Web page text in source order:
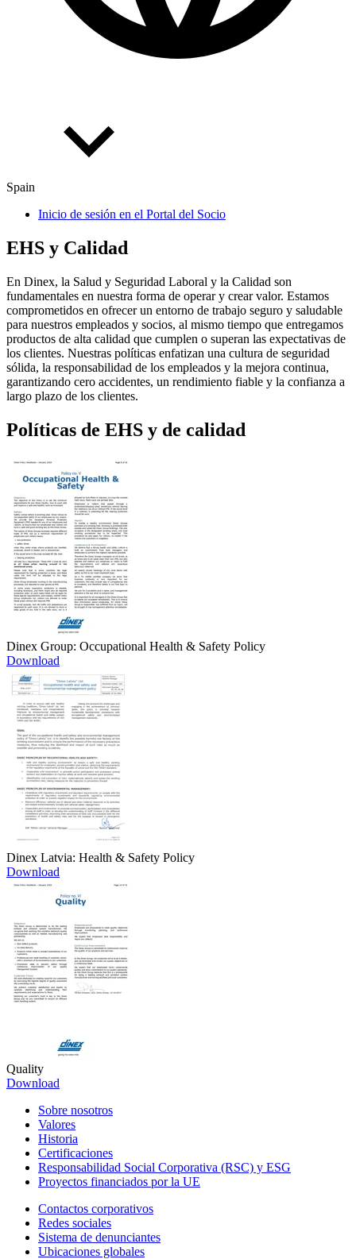
Spain
Inicio de sesión en el Portal del Socio
EHS y Calidad
En Dinex, la Salud y Seguridad Laboral y la Calidad son
fundamentales en nuestra forma de operar y crear valor. Estamos
comprometidos en ofrecer un entorno de trabajo seguro y saludable
para nuestros empleados y socios, al mismo tiempo que entregamos
productos de alta calidad que cumplen o superan las expectativas de
los clientes. Nuestras políticas enfatizan una cultura de seguridad
sólida, la responsabilidad de los empleados y la mejora continua,
garantizando cero accidentes, un rendimiento fiable y la confianza a
largo plazo de los clientes.
Políticas de EHS y de calidad
Dinex Group: Occupational Health & Safety Policy
Download
Dinex Latvia: Health & Safety Policy
Download
Quality
Download
Sobre nosotros
Valores
Historia
Certificaciones
Responsabilidad Social Corporativa (RSC) y ESG
Proyectos financiados por la UE
Contactos corporativos
Redes sociales
Sistema de denunciantes
Ubicaciones globales